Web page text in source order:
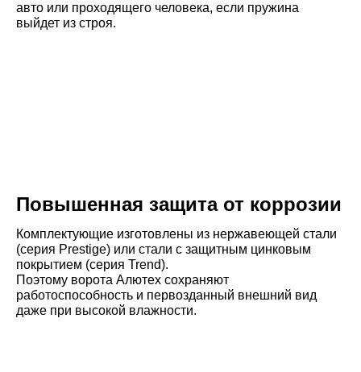
авто или проходящего человека, если пружина
выйдет из строя.
Повышенная защита от коррозии
Комплектующие изготовлены из нержавеющей стали
(серия Prestige) или стали с защитным цинковым
покрытием (серия Trend).
Поэтому ворота Алютех сохраняют
работоспособность и первозданный внешний вид
даже при высокой влажности.